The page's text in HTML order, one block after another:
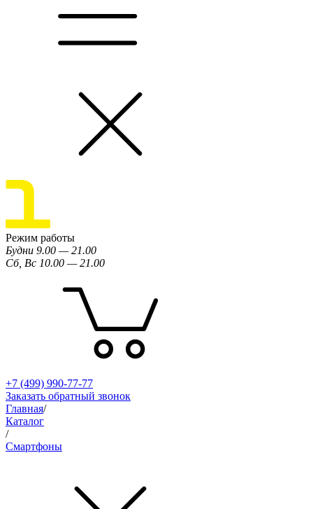
Режим работы
Будни 9.00 — 21.00
Сб, Вс 10.00 — 21.00
+7 (499) 990-77-77
Заказать обратный звонок
Главная/
Каталог
/
Смартфоны